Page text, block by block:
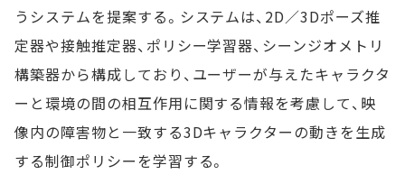
うシステムを提案する。システムは、2D／3Dポーズ推
定器や接触推定器、ポリシー学習器、シーンジオメトリ
構築器から構成しており、ユーザーが与えたキャラクタ
ーと環境の間の相互作用に関する情報を考慮して、映
像内の障害物と一致する3Dキャラクターの動きを生成
する制御ポリシーを学習する。